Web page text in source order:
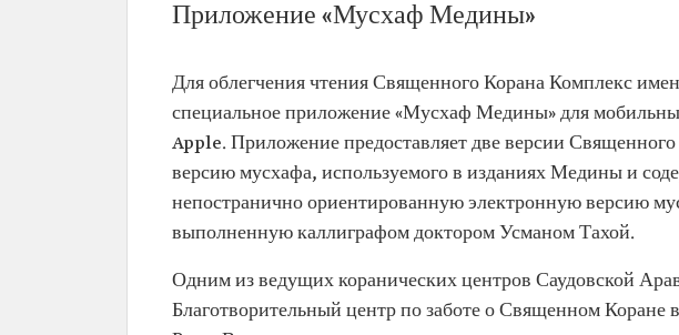
Приложение «Мусхаф Медины»
Для облегчения чтения Священного Корана Комплекс
специальное приложение «Мусхаф Медины» для
Apple. Приложение предоставляет две версии
версию мусхафа, используемого в изданиях Медины и
непостранично ориентированную электронную версию
выполненную каллиграфом доктором Усманом Тахой.
Одним из ведущих коранических центров Саудовской
Благотворительный центр по заботе о Священном